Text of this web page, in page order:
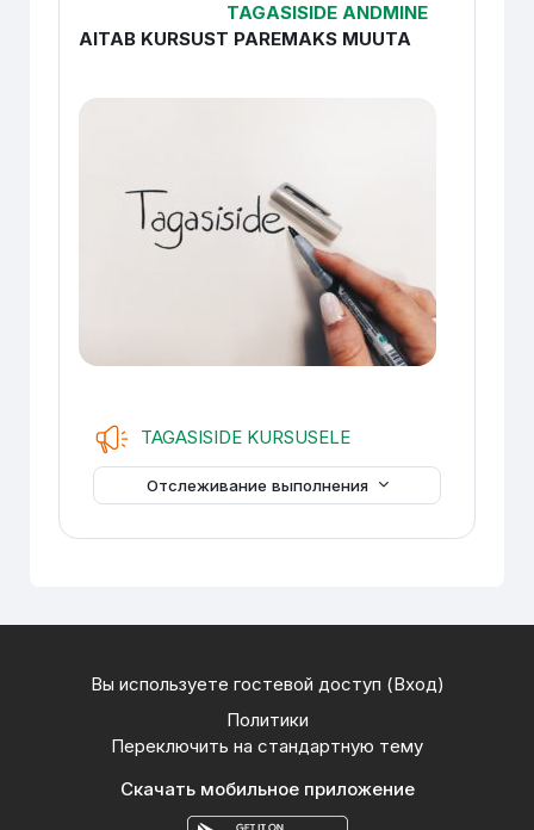
TAGASISIDE ANDMINE
AITAB KURSUST PAREMAKS MUUTA
TAGASISIDE KURSUSELEОбратная связь
Отслеживание выполнения
Вы используете гостевой доступ (Вход)
Политики
Переключить на стандартную тему
Скачать мобильное приложение